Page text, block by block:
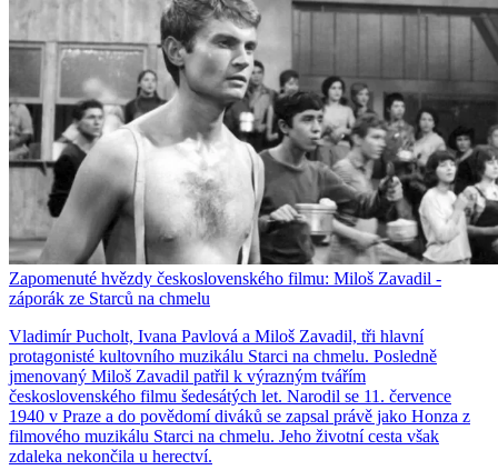
Zapomenuté hvězdy československého filmu: Miloš Zavadil -
záporák ze Starců na chmelu
Vladimír Pucholt, Ivana Pavlová a Miloš Zavadil, tři hlavní
protagonisté kultovního muzikálu Starci na chmelu. Posledně
jmenovaný Miloš Zavadil patřil k výrazným tvářím
československého filmu šedesátých let. Narodil se 11. července
1940 v Praze a do povědomí diváků se zapsal právě jako Honza z
filmového muzikálu Starci na chmelu. Jeho životní cesta však
zdaleka nekončila u herectví.